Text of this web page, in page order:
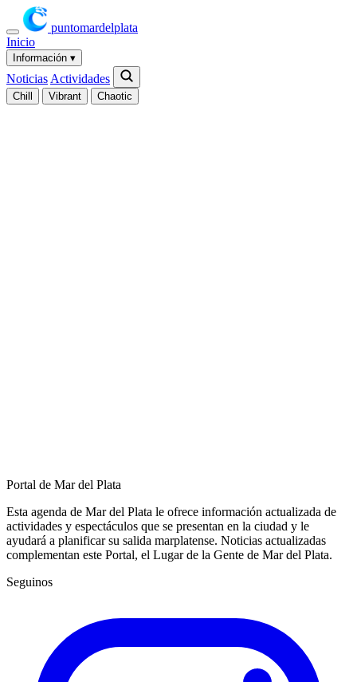
puntomardelplata
Inicio
Información ▾
Noticias Actividades
Chill Vibrant Chaotic
Portal de Mar del Plata
Esta agenda de Mar del Plata le ofrece información actualizada de
actividades y espectáculos que se presentan en la ciudad y le
ayudará a planificar su salida marplatense. Noticias actualizadas
complementan este Portal, el Lugar de la Gente de Mar del Plata.
Seguinos